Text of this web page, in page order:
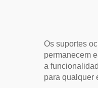
Os suportes
permanecem
a
para qualquer